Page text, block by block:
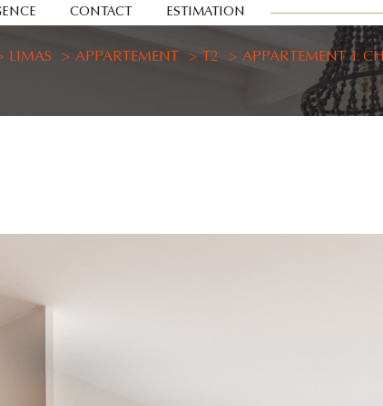
CONTACT ESTIMATION
LIMAS APPARTEMENT T2 APPARTEMENT 1